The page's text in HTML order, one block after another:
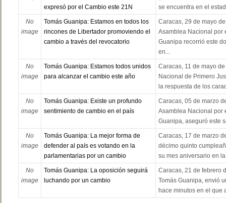
expresó por el Cambio este 21N
se encuentra en el
No
image
Tomás Guanipa: Estamos en todos los
rincones de Libertador promoviendo el
cambio a través del revocatorio
Caracas, 29 de mayo
Asamblea Nacional por
Guanipa recorrió este
en...
No
image
Tomás Guanipa: Estamos todos unidos
para alcanzar el cambio este año
Caracas, 11 de mayo
Nacional de Primero
la respuesta de los
No
image
Tomás Guanipa: Existe un profundo
sentimiento de cambio en el país
Caracas, 05 de marzo
Asamblea Nacional por
Guanipa, aseguró este
No
image
Tomás Guanipa: La mejor forma de
defender al país es votando en la
parlamentarias por un cambio
Caracas, 17 de marzo
décimo quinto
su mes aniversario en
No
image
Tomás Guanipa: La oposición seguirá
luchando por un cambio
Caracas, 21 de febrero
Tomás Guanipa, envió
hace minutos en el que